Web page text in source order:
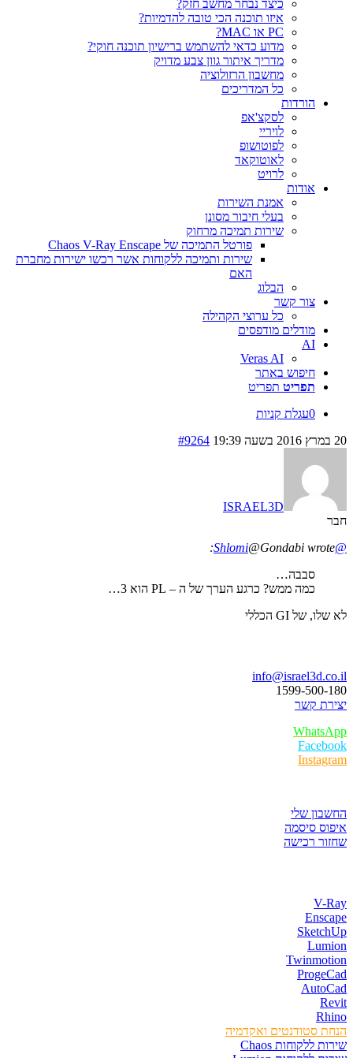
כיצד נבחר מחשב חזק?
איזו תוכנה הכי טובה להדמיות?‎‎
PC או MAC?
מדוע כדאי להשתמש ברישיון תוכנה חוקי?
מדריך איתור גוון צבע מדויק
מחשבון הרזולוציה
כל המדריכים
הורדות
לסקצ'אפ
לויריי
לפוטושופ
לאוטוקאד
לרויט
אודות
אמנת השירות
בעלי חיבור מסונן
שירות תמיכה מרחוק
פורטל התמיכה של Chaos V-Ray Enscape
שירות ותמיכה ללקוחות אשר רכשו ישירות מחברת
האם
הבלוג
צור קשר
כל ערוצי הקהילה
מודלים מודפסים
AI
Veras AI
חיפוש באתר
תפריט תפריט
0עגלת קניות
20 במרץ 2016 בשעה 19:39
#9264
ISRAEL3D
חבר
@Shlomi
@Gondabi wrote:
סבבה…
כמה ממש? כרגע הערך של ה – PL הוא 3…
לא שלו, של GI הכללי
info@israel3d.co.il
1599-500-180
יצירת קשר
WhatsApp
Facebook
Instagram
החשבון שלי
איפוס סיסמה
שחזור רכישה
V-Ray
Enscape
SketchUp
Lumion
Twinmotion
ProgeCad
AutoCad
Revit
Rhino
הנחת סטודנטים ואקדמיה
שירות ללקוחות Chaos